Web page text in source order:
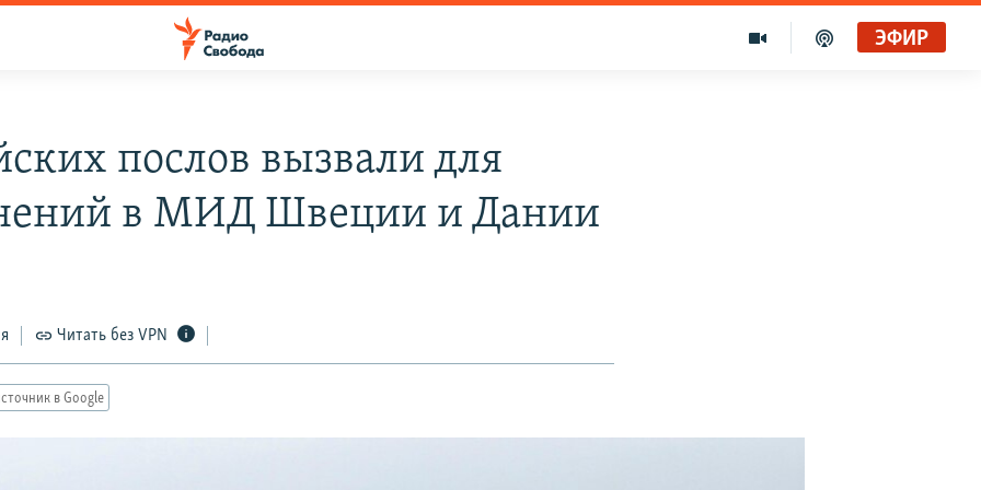
ЭФИР
послов вызвали для
в МИД Швеции и Дании
Читать без VPN
в Google